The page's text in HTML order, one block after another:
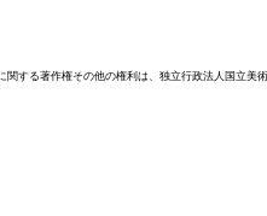
関する著作権その他の権利は、独立行政法人国立